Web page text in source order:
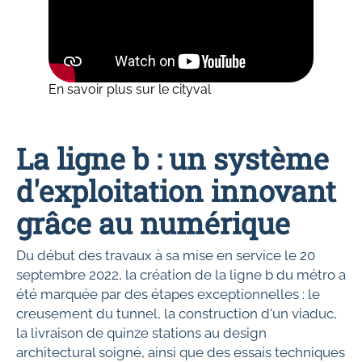
En savoir plus sur le cityval
La ligne b : un système
d'exploitation innovant
grâce au numérique
Du début des travaux à sa mise en service le 20
septembre 2022, la création de la ligne b du métro a
été marquée par des étapes exceptionnelles : le
creusement du tunnel, la construction d'un viaduc,
la livraison de quinze stations au design
architectural soigné, ainsi que des essais techniques